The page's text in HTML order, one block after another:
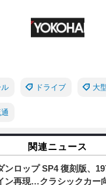
ドライブ 大
関連ニュース
ンロップ SP4 復刻版、
ン再現…クラシックカー